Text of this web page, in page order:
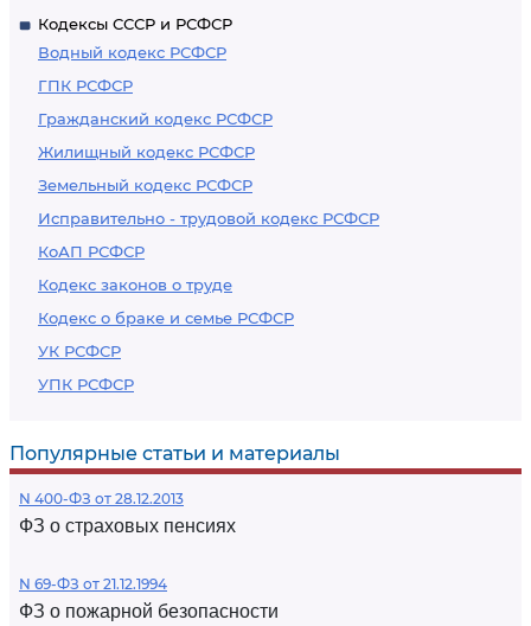
Кодексы СССР и РСФСР
Водный кодекс РСФСР
ГПК РСФСР
Гражданский кодекс РСФСР
Жилищный кодекс РСФСР
Земельный кодекс РСФСР
Исправительно - трудовой кодекс РСФСР
КоАП РСФСР
Кодекс законов о труде
Кодекс о браке и семье РСФСР
УК РСФСР
УПК РСФСР
Популярные статьи и материалы
N 400-ФЗ от 28.12.2013
ФЗ о страховых пенсиях
N 69-ФЗ от 21.12.1994
ФЗ о пожарной безопасности